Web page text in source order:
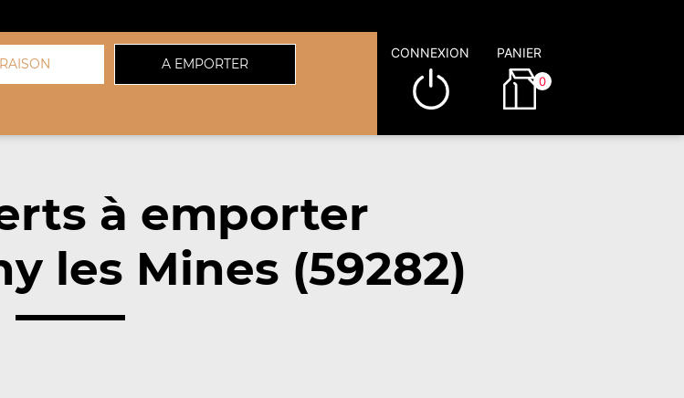
A EMPORTER
CONNEXION PANIER
0
à emporter
les Mines (59282)